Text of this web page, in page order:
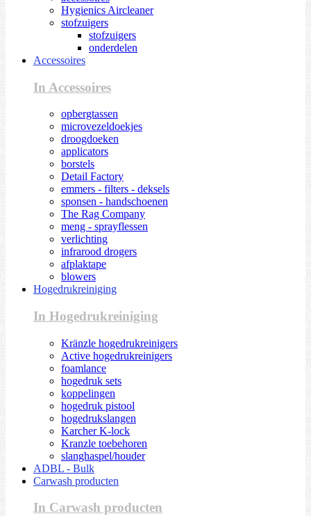
Hygienics Aircleaner
stofzuigers
stofzuigers
onderdelen
Accessoires
In Accessoires
opbergtassen
microvezeldoekjes
droogdoeken
applicators
borstels
Detail Factory
emmers - filters - deksels
sponsen - handschoenen
The Rag Company
meng - sprayflessen
verlichting
infrarood drogers
afplaktape
blowers
Hogedrukreiniging
In Hogedrukreiniging
Kränzle hogedrukreinigers
Active hogedrukreinigers
foamlance
hogedruk sets
koppelingen
hogedruk pistool
hogedrukslangen
Karcher K-lock
Kranzle toebehoren
slanghaspel/houder
ADBL - Bulk
Carwash producten
In Carwash producten